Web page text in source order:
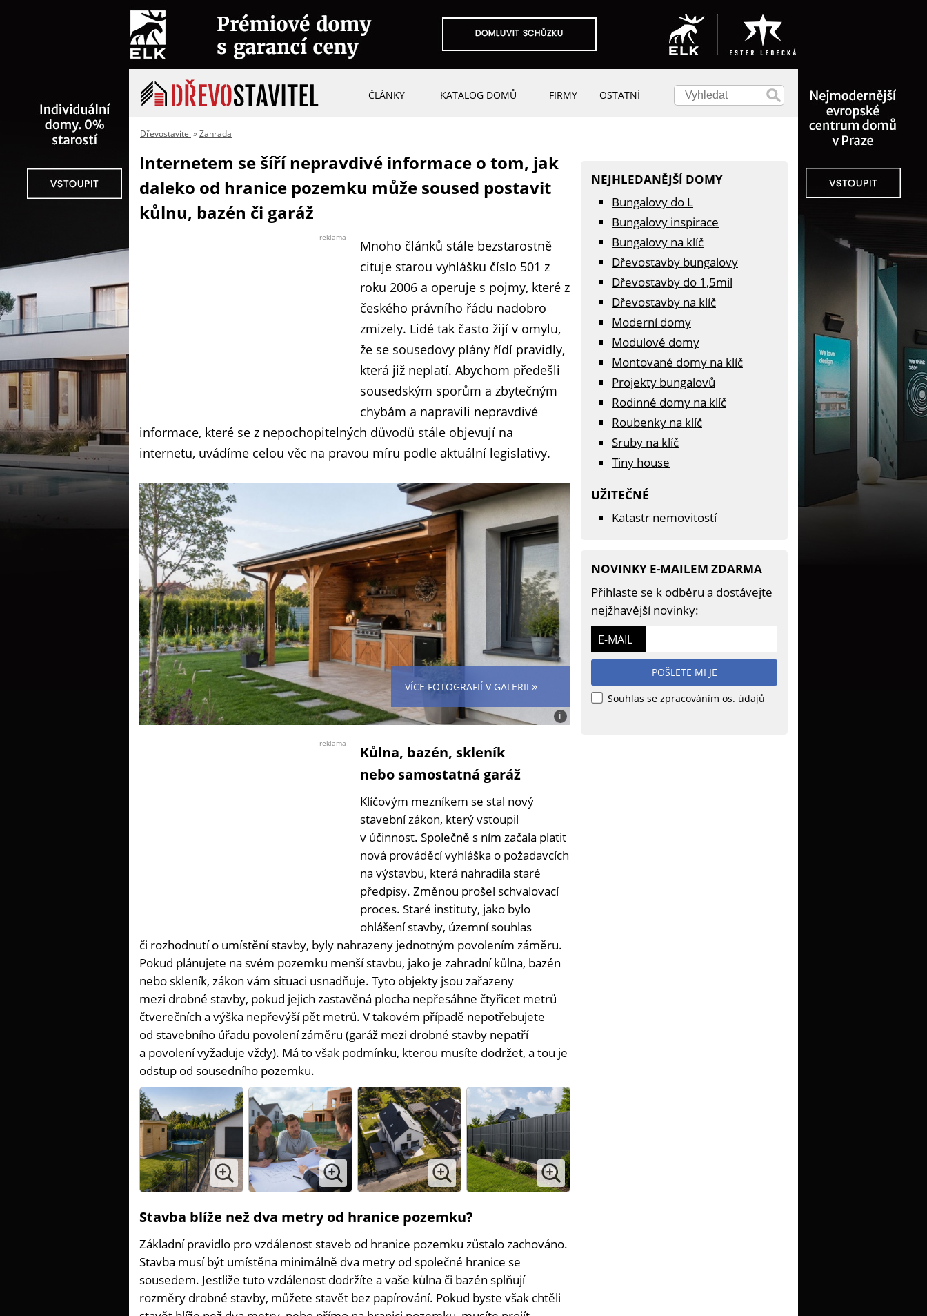
ČLÁNKY KATALOG DOMŮ FIRMY OSTATNÍ
Dřevostavitel »Zahrada
Internetem se šíří nepravdivé informace o tom, jak
daleko od hranice pozemku může soused postavit
kůlnu, bazén či garáž
reklama
Mnoho článků stále bezstarostně
cituje starou vyhlášku číslo 501 z
roku 2006 a operuje s pojmy, které z
českého právního řádu nadobro
zmizely. Lidé tak často žijí v omylu,
že se sousedovy plány řídí pravidly,
která již neplatí. Abychom předešli
sousedským sporům a zbytečným
chybám a napravili nepravdivé
informace, které se z nepochopitelných důvodů stále objevují na
internetu, uvádíme celou věc na pravou míru podle aktuální legislativy.
VÍCE FOTOGRAFIÍ V GALERII »
i
Foto:
reklama
Kůlna, bazén, skleník
nebo samostatná garáž
Klíčovým mezníkem se stal nový
stavební zákon, který vstoupil
v účinnost. Společně s ním začala platit
nová prováděcí vyhláška o požadavcích
na výstavbu, která nahradila staré
předpisy. Změnou prošel schvalovací
proces. Staré instituty, jako bylo
ohlášení stavby, územní souhlas
či rozhodnutí o umístění stavby, byly nahrazeny jednotným povolením záměru.
Pokud plánujete na svém pozemku menší stavbu, jako je zahradní kůlna, bazén
nebo skleník, zákon vám situaci usnadňuje. Tyto objekty jsou zařazeny
mezi drobné stavby, pokud jejich zastavěná plocha nepřesáhne čtyřicet metrů
čtverečních a výška nepřevýší pět metrů. V takovém případě nepotřebujete
od stavebního úřadu povolení záměru (garáž mezi drobné stavby nepatří
a povolení vyžaduje vždy). Má to však podmínku, kterou musíte dodržet, a tou je
odstup od sousedního pozemku.
Stavba blíže než dva metry od hranice pozemku?
Základní pravidlo pro vzdálenost staveb od hranice pozemku zůstalo zachováno.
Stavba musí být umístěna minimálně dva metry od společné hranice se
sousedem. Jestliže tuto vzdálenost dodržíte a vaše kůlna či bazén splňují
rozměry drobné stavby, můžete stavět bez papírování. Pokud byste však chtěli
NEJHLEDANĚJŠÍ DOMY
Bungalovy do L
Bungalovy inspirace
Bungalovy na klíč
Dřevostavby bungalovy
Dřevostavby do 1,5mil
Dřevostavby na klíč
Moderní domy
Modulové domy
Montované domy na klíč
Projekty bungalovů
Rodinné domy na klíč
Roubenky na klíč
Sruby na klíč
Tiny house
UŽITEČNÉ
Katastr nemovitostí
NOVINKY E-MAILEM ZDARMA
Přihlaste se k odběru a dostávejte
nejžhavější novinky:
E-MAIL
POŠLETE MI JE
Souhlas se zpracováním os. údajů